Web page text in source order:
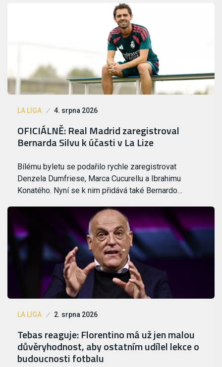
LA LIGA 4. srpna 2026
OFICIÁLNĚ: Real Madrid zaregistroval
Bernarda Silvu k účasti v La Lize
Bílému byletu se podařilo rychle zaregistrovat
Denzela Dumfriese, Marca Cucurellu a Ibrahimu
Konatého. Nyní se k nim přidává také Bernardo…
LA LIGA 2. srpna 2026
Tebas reaguje: Florentino má už jen malou
důvěryhodnost, aby ostatním udílel lekce o
budoucnosti fotbalu